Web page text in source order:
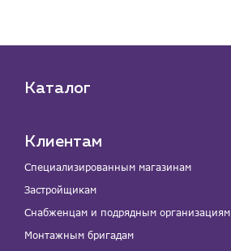
Каталог
Клиентам
Специализированным магазинам
Застройщикам
Снабженцам и подрядным организациям
Монтажным бригадам